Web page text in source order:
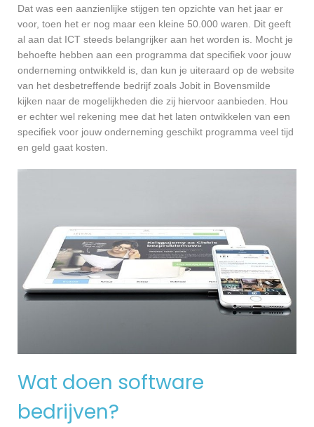
Dat was een aanzienlijke stijgen ten opzichte van het jaar er
voor, toen het er nog maar een kleine 50.000 waren. Dit geeft
al aan dat ICT steeds belangrijker aan het worden is. Mocht je
behoefte hebben aan een programma dat specifiek voor jouw
onderneming ontwikkeld is, dan kun je uiteraard op de website
van het desbetreffende bedrijf zoals Jobit in Bovensmilde
kijken naar de mogelijkheden die zij hiervoor aanbieden. Hou
er echter wel rekening mee dat het laten ontwikkelen van een
specifiek voor jouw onderneming geschikt programma veel tijd
en geld gaat kosten.
Wat doen software
bedrijven?